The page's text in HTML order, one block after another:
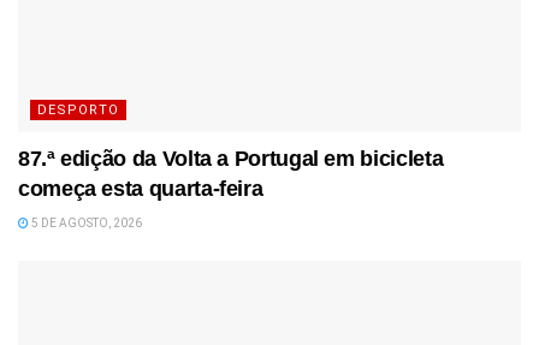
DESPORTO
87.ª edição da Volta a Portugal em bicicleta
começa esta quarta-feira
5 DE AGOSTO, 2026